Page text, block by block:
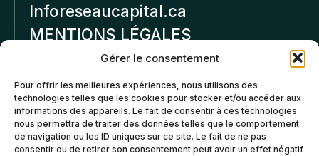
Gérer le consentement
Pour offrir les meilleures expériences, nous utilisons des
technologies telles que les cookies pour stocker et/ou accéder aux
informations des appareils. Le fait de consentir à ces technologies
nous permettra de traiter des données telles que le comportement
de navigation ou les ID uniques sur ce site. Le fait de ne pas
consentir ou de retirer son consentement peut avoir un effet négatif
Inforeseaucapital.ca
MENTIONS LÉGALES
Politique de
confidentialité
Politiques d’annulation et
de remboursement